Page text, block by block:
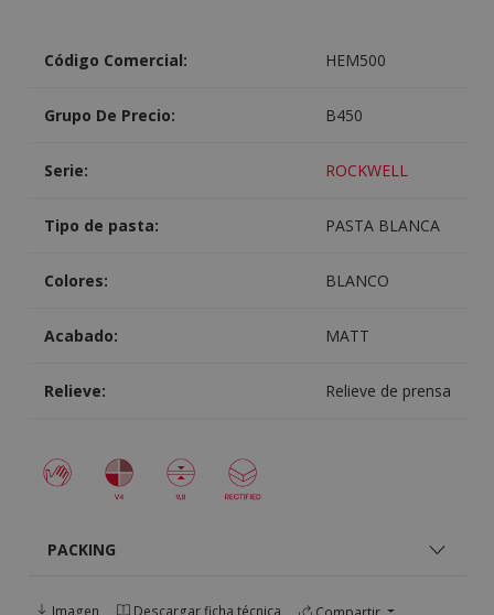
Código Comercial: HEM500
Grupo De Precio: B450
Serie: ROCKWELL
Tipo de pasta: PASTA BLANCA
Colores: BLANCO
Acabado: MATT
Relieve: Relieve de prensa
PACKING
Imagen Descargar ficha técnica